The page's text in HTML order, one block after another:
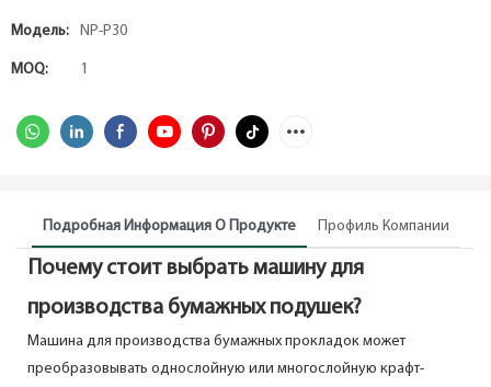
Модель: NP-P30
MOQ: 1
Подробная Информация О Продукте Профиль Компании
Почему стоит выбрать машину для
производства бумажных подушек?
Машина для производства бумажных прокладок может
преобразовывать однослойную или многослойную крафт-